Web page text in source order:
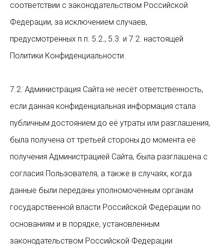
соответствии с законодательством Российской
Федерации, за исключением случаев,
предусмотренных п.п. 5.2., 5.3. и 7.2. настоящей
Политики Конфиденциальности.
7.2. Администрация Сайта не несёт ответственность,
если данная конфиденциальная информация стала
публичным достоянием до её утраты или разглашения,
была получена от третьей стороны до момента её
получения Администрацией Сайта, была разглашена с
согласия Пользователя, а также в случаях, когда
данные были переданы уполномоченным органам
государственной власти Российской Федерации по
основаниям и в порядке, установленным
законодательством Российской Федерации